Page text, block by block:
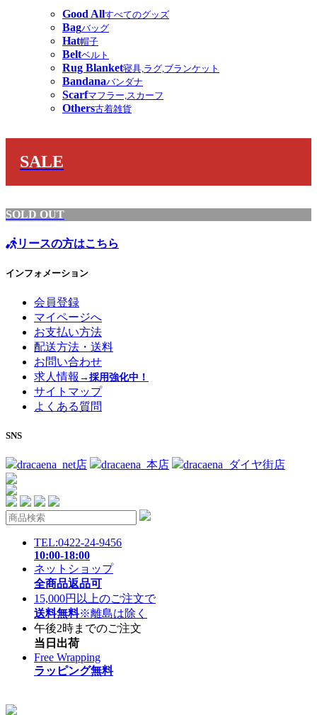
Good Allすべてのグッズ
Bagバッグ
Hat帽子
Beltベルト
Rug Blanket寝具,ラグ,ブランケット
Bandanaバンダナ
Scarfマフラー,スカーフ
Others古着雑貨
SALE
SOLD OUT
リースの方はこちら
インフォメーション
会員登録
マイページへ
お支払い方法
配送方法・送料
お問い合わせ
求人情報 →採用強化中！
サイトマップ
よくある質問
SNS
dracaena_net店 dracaena_本店 dracaena_ダイヤ街店
TEL:0422-24-9456
10:00-18:00
ネットショップ
全商品返品可
15,000円以上のご注文で
送料無料※離島は除く
午後2時までのご注文
当日出荷
Free Wrapping
ラッピング無料